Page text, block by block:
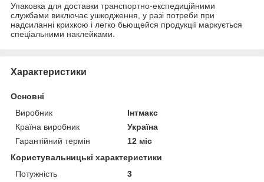
Упаковка для доставки транспортно-експедиційними
службами виключає ушкодження, у разі потреби при
надсиланні крихкою і легко бьющейся продукції маркується
спеціальними наклейками.
Характеристики
Основні
Виробник
Інтмакс
Країна виробник
Україна
Гарантійний термін
12 міс
Користувальницькі характеристики
Потужність
3